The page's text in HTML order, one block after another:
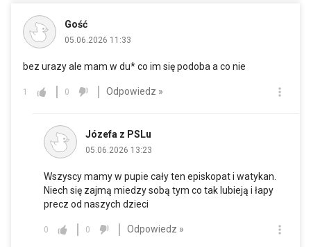
Gość
05.06.2026 11:33
bez urazy ale mam w du* co im się podoba a co nie
1 0 Odpowiedz »
Józefa z PSLu
05.06.2026 13:23
Wszyscy mamy w pupie cały ten episkopat i watykan.
Niech się zajmą miedzy sobą tym co tak lubieją i łapy
precz od naszych dzieci
0 0 Odpowiedz »